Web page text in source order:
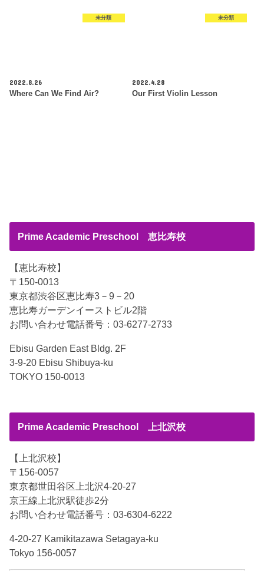
未分類
2022.8.26
Where Can We Find Air?
未分類
2022.4.28
Our First Violin Lesson
Prime Academic Preschool 恵比寿校
【恵比寿校】
〒150-0013
東京都渋谷区恵比寿3－9－20
恵比寿ガーデンイーストビル2階
お問い合わせ電話番号：03-6277-2733
Ebisu Garden East Bldg. 2F
3-9-20 Ebisu Shibuya-ku
TOKYO 150-0013
Prime Academic Preschool 上北沢校
【上北沢校】
〒156-0057
東京都世田谷区上北沢4-20-27
京王線上北沢駅徒歩2分
お問い合わせ電話番号：03-6304-6222
4-20-27 Kamikitazawa Setagaya-ku
Tokyo 156-0057